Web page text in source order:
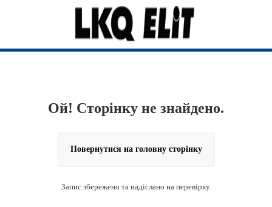
Ой! Сторінку не знайдено.
Повернутися на головну сторінку
Запис збережено та надіслано на перевірку.